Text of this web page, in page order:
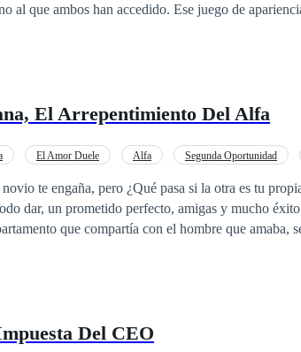
al que ambos han accedido. Ese juego de
lo superficial que los rodea en su mundo, y eso
El Arrepentimiento Del Alfa
El Amor Duele Alfa Segunda Oportunidad
engaña, pero ¿Qué pasa si la otra es tu propia madre? Isabel
dar, un prometido perfecto, amigas y mucho éxito en
que compartía con el hombre que amaba,
lluviosa y llena de agonía para Isabel, llega un
las pintan?Del CEO